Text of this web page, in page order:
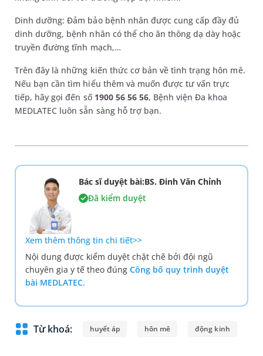
Dinh dưỡng: Đảm bảo bệnh nhân được cung cấp đầy đủ
dinh dưỡng, bệnh nhân có thể cho ăn thông dạ dày hoặc
truyền đường tĩnh mạch,…
Trên đây là những kiến thức cơ bản về tình trạng hôn mê.
Nếu bạn cần tìm hiểu thêm và muốn được tư vấn trực
tiếp, hãy gọi đến số1900 56 56 56, Bệnh viện Đa khoa
MEDLATEC luôn sẵn sàng hỗ trợ bạn.
Bác sĩ duyệt bài:BS. Đinh Văn Chỉnh
Đã kiểm duyệt
Xem thêm thông tin chi tiết>>
Nội dung được kiểm duyệt chặt chẽ bởi đội ngũ
chuyên gia y tế theo đúng Công bố quy trình duyệt
bài MEDLATEC.
Từ khoá: huyết áp hôn mê động kinh